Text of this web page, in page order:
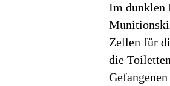
Im dunklen
Zellen für
die